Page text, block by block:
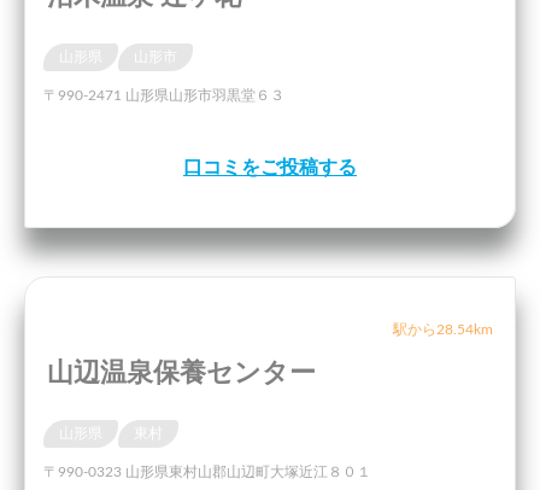
〒990-2471 山形県山形市羽黒堂６３
口コミをご投稿する
駅から28.54km
山辺温泉保養センター
〒990-0323 山形県東村山郡山辺町大塚近江８０１